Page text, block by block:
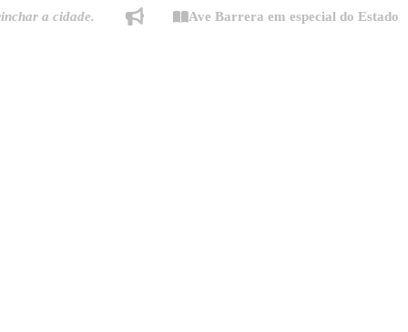
cidade. Ave Barrera em especial do Estado de